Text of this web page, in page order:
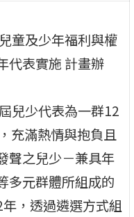
童及少年福利與權
代表實施 計畫辦
兒少代表為一群12
充滿熱情與抱負且
聲之兒少－兼具年
多元群體所組成的
，透過遴選方式組